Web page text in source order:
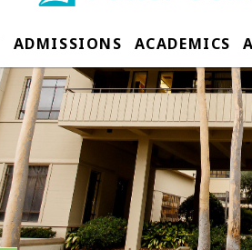
ADMISSIONS ACADEMICS